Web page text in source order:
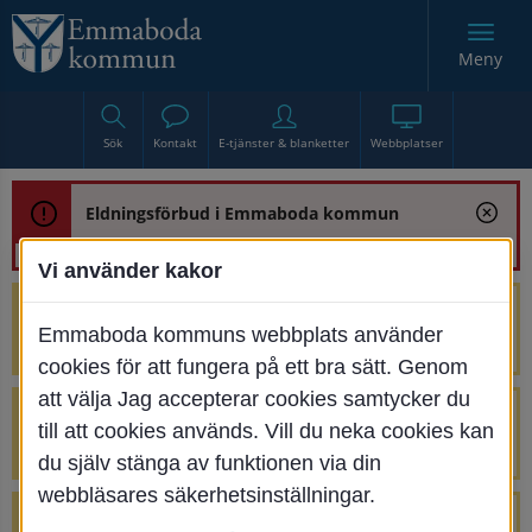
Sök Kontakt E-tjänster & blanketter Webbplatser
Meny
Eldningsförbud i Emmaboda kommun
renoveringen av Bjurbäcksbron
Tillfälliga avstängningar på Centrumtorget
v. 25-34
Vi använder kakor
Emmaboda kommuns webbplats använder
cookies för att fungera på ett bra sätt. Genom
att välja Jag accepterar cookies samtycker du
till att cookies används. Vill du neka cookies kan
du själv stänga av funktionen via din
webbläsares säkerhetsinställningar.